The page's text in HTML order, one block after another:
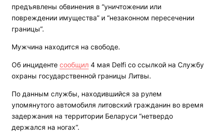
предъявлены обвинения в “уничтожении или
повреждении имущества” и “незаконном пересечении
границы”.
Мужчина находится на свободе.
Об инциденте сообщил 4 мая Delfi со ссылкой на Службу
охраны государственной границы Литвы.
По данным службы, находившийся за рулем
упомянутого автомобиля литовский гражданин во время
задержания на территории Беларуси “нетвердо
держался на ногах“.